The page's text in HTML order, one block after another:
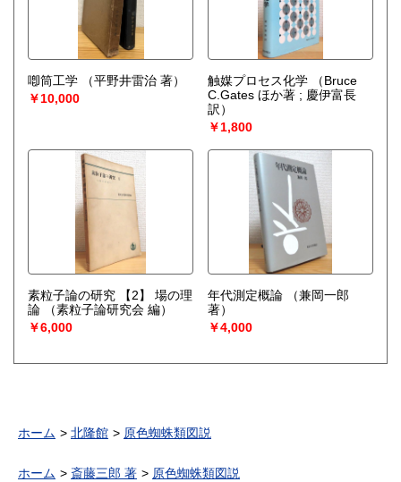
喞筒工学
（平野井雷治 著）
￥10,000
触媒プロセス化学
（Bruce
C.Gates ほか著 ; 慶伊富長
訳）
￥1,800
素粒子論の研究 【2】 場の理
論
（素粒子論研究会 編）
￥6,000
年代測定概論
（兼岡一郎
著）
￥4,000
ホーム 北隆館 原色蜘蛛類図説
ホーム 斎藤三郎 著 原色蜘蛛類図説